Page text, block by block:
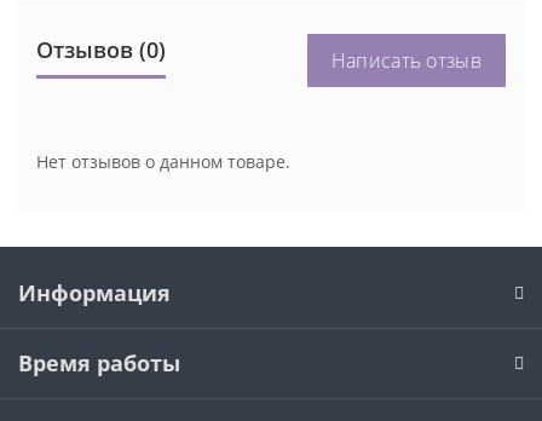
Отзывов (0) Написать отзыв
Нет отзывов о данном товаре.
Информация
Время работы